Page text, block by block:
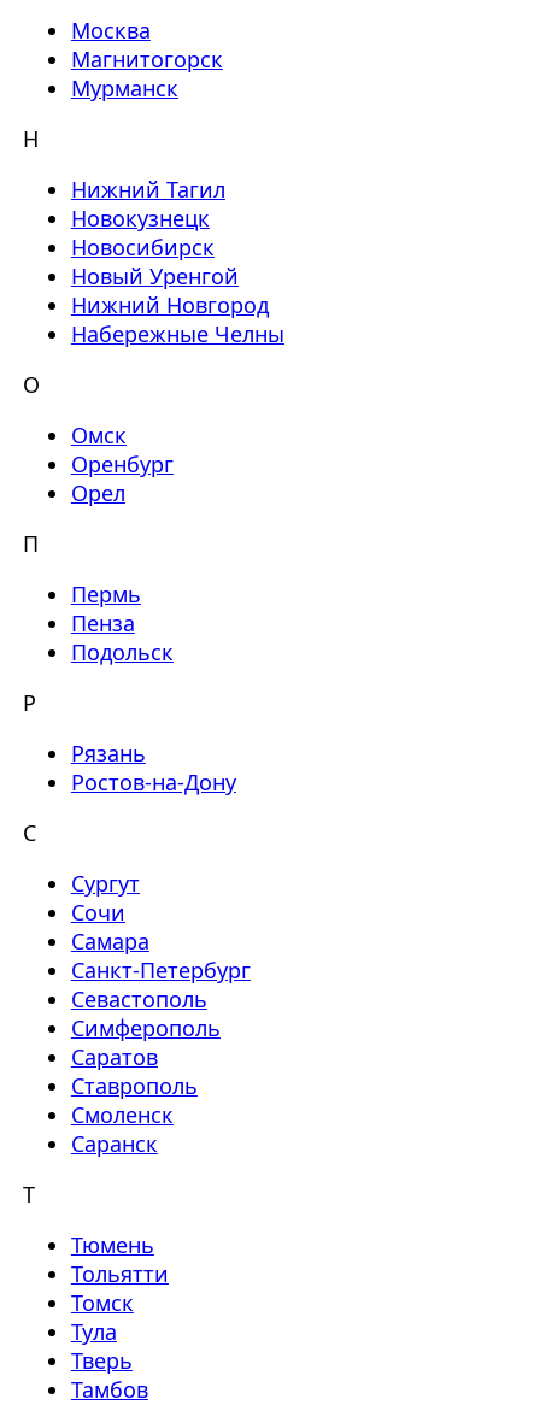
Москва
Магнитогорск
Мурманск
Н
Нижний Тагил
Новокузнецк
Новосибирск
Новый Уренгой
Нижний Новгород
Набережные Челны
О
Омск
Оренбург
Орел
П
Пермь
Пенза
Подольск
Р
Рязань
Ростов-на-Дону
С
Сургут
Сочи
Самара
Санкт-Петербург
Севастополь
Симферополь
Саратов
Ставрополь
Смоленск
Саранск
Т
Тюмень
Тольятти
Томск
Тула
Тверь
Тамбов